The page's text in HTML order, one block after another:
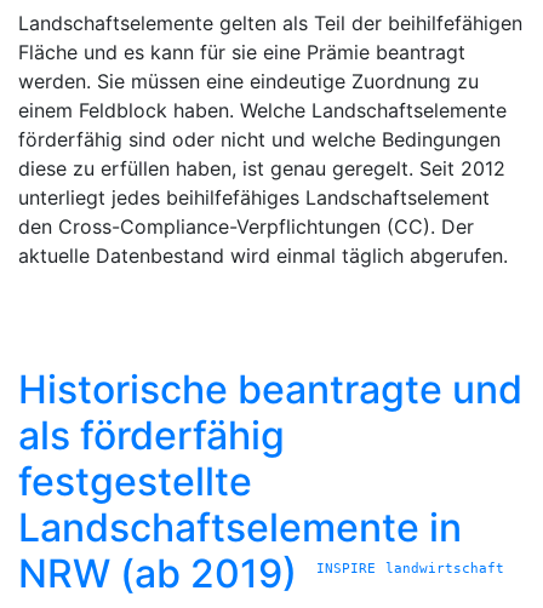
Landschaftselemente gelten als Teil der beihilfefähigen
Fläche und es kann für sie eine Prämie beantragt
werden. Sie müssen eine eindeutige Zuordnung zu
einem Feldblock haben. Welche Landschaftselemente
förderfähig sind oder nicht und welche Bedingungen
diese zu erfüllen haben, ist genau geregelt. Seit 2012
unterliegt jedes beihilfefähiges Landschaftselement
den Cross-Compliance-Verpflichtungen (CC). Der
aktuelle Datenbestand wird einmal täglich abgerufen.
Historische beantragte und
als förderfähig
festgestellte
Landschaftselemente in
NRW (ab 2019)
INSPIRE landwirtschaft